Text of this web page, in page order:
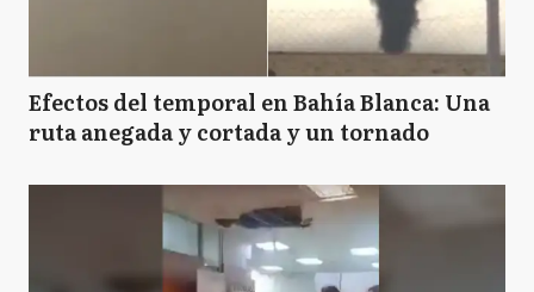
Efectos del temporal en Bahía Blanca: Una
ruta anegada y cortada y un tornado